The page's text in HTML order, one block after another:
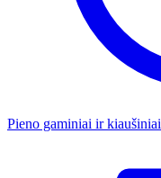
Pieno gaminiai ir kiaušiniai